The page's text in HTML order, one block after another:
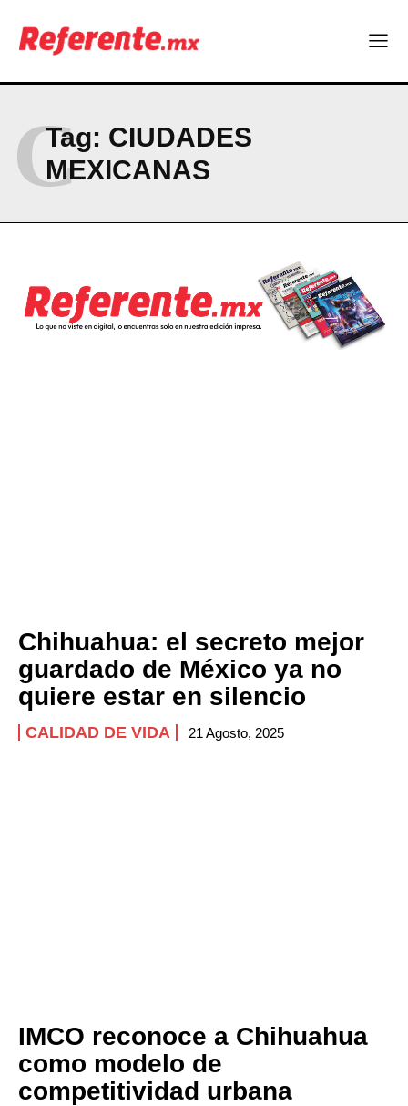
Tag: CIUDADES
MEXICANAS
C
Chihuahua: el secreto mejor
guardado de México ya no
quiere estar en silencio
CALIDAD DE VIDA 21 Agosto, 2025
IMCO reconoce a Chihuahua
como modelo de
competitividad urbana